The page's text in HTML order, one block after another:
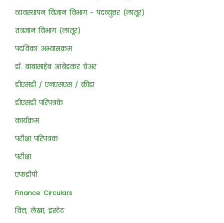
व्यवस्थापन विज्ञान विभाग - पदव्युत्तर (लातूर)
तंत्रज्ञान विभाग (लातूर)
पदविका अभ्यासक्रम
डॉ. बाबासाहेब आंबेडकर चेअर
डीएसडी / एनएसएस / क्रीडा
डीएसडी परिपत्रके
कार्यक्रम
परीक्षा परिपत्रक
परीक्षा
एफडीपी
Finance Circulars
वित्त, लेखा, इस्टेट